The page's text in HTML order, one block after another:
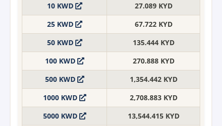
10 KWD
27.089 KYD
25 KWD
67.722 KYD
50 KWD
135.444 KYD
100 KWD
270.888 KYD
500 KWD
1,354.442 KYD
1000 KWD
2,708.883 KYD
5000 KWD
13,544.415 KYD